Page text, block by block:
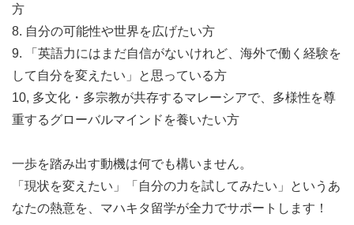
方
8. 自分の可能性や世界を広げたい方
9. 「英語力にはまだ自信がないけれど、海外で働く経験を
して自分を変えたい」と思っている方
10, 多文化・多宗教が共存するマレーシアで、多様性を尊
重するグローバルマインドを養いたい方
一歩を踏み出す動機は何でも構いません。
「現状を変えたい」「自分の力を試してみたい」というあ
なたの熱意を、マハキタ留学が全力でサポートします！